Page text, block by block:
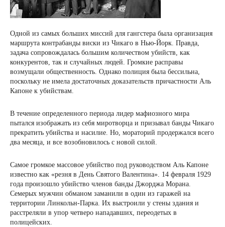
Одной из самых больших миссий для гангстера была организация
маршрута контрабанды виски из Чикаго в Нью-Йорк. Правда,
задача сопровождалась большим количеством убийств, как
конкурентов, так и случайных людей. Громкие расправы
возмущали общественность. Однако полиция была бессильна,
поскольку не имела достаточных доказательств причастности Аль
Капоне к убийствам.
В течение определенного периода лидер мафиозного мира
пытался изображать из себя миротворца и призывал банды Чикаго
прекратить убийства и насилие. Но, мораторий продержался всего
два месяца, и все возобновилось с новой силой.
Самое громкое массовое убийство под руководством Аль Капоне
известно как «резня в День Святого Валентина». 14 февраля 1929
года произошло убийство членов банды Джорджа Морана.
Семерых мужчин обманом заманили в один из гаражей на
территории Линкольн-Парка. Их выстроили у стены здания и
расстреляли в упор четверо нападавших, переодетых в
полицейских.